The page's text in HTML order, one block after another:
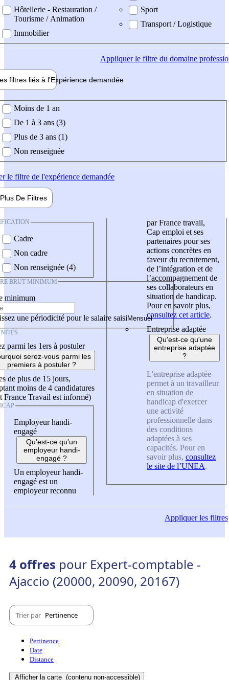
Hôtellerie - Restauration /
Tourisme / Animation
Immobilier
Sport
Transport / Logistique
Appliquerle filtre du domaine
filtres liés à l'Expérience demandée
demandée
Moins de 1 an
De 1 à 3 ans (3)
Plus de 3 ans (1)
Non renseignée
le filtre de l'expérience demandée
Plus De Filtres
Cadre
Non cadre
Non renseignée (4)
BRUT MINIMUM
minimum
une périodicité pour le salaire saisi
parmi les 1ers à postuler
serez-vous parmi les
premiers à postuler ?
de plus de 15 jours,
moins de 4 candidatures
France Travail est informé)
Employeur handi-
engagé
Qu'est-ce qu'un
employeur handi-
engagé ?
Un employeur handi-
engagé est un
employeur reconnu
par France travail,
Cap emploi et ses
partenaires pour ses
actions concrètes en
faveur du recrutement,
de l’intégration et de
l’accompagnement de
ses collaborateurs en
situation de handicap.
Pour en savoir plus,
consultez cet article.
Entreprise adaptée
Qu'est-ce qu'une
entreprise adaptée
?
L'entreprise adaptée
permet à un travailleur
en situation de
handicap d'exercer
une activité
professionnelle dans
des conditions
adaptées à ses
capacités. Pour en
savoir plus, consultez
le site de l’UNEA.
Appliquerles filtres
4 offres pour Expert-comptable -
Ajaccio (20000, 20090, 20167)
Trier par Pertinence
Pertinence
Date
Distance
Afficher la carte (contenu non-accessible)